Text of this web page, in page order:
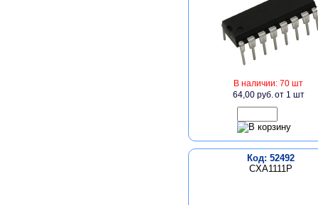
В наличии: 70 шт
64,00 руб.от 1 шт
Код: 52492
CXA1111P